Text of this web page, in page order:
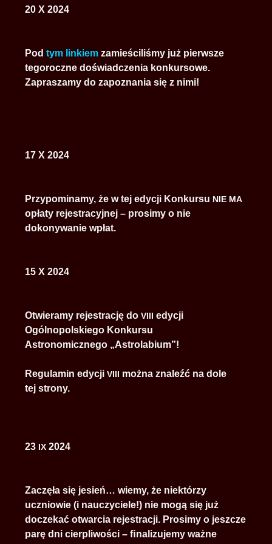
20 X 2024
Pod tym linkiem zamieściliśmy już pierwsze
tegoroczne doświadczenia konkursowe.
Zapraszamy do zapoznania się z nimi!
17 X 2024
Przypominamy, że w tej edycji Konkursu NIE MA
opłaty rejestracyjnej – prosimy o nie
dokonywanie wpłat.
15 X 2024
Otwieramy rejestrację do VIII edycji
Ogólnopolskiego Konkursu
Astronomicznego „Astrolabium”!
Regulamin edycji VIII można znaleźć na dole
tej strony.
23 IX 2024
Zaczęła się jesień… wiemy, że niektórzy
uczniowie (i nauczyciele!) nie mogą się już
doczekać otwarcia rejestracji. Prosimy o jeszcze
parę dni cierpliwości – ﬁnalizujemy ważne